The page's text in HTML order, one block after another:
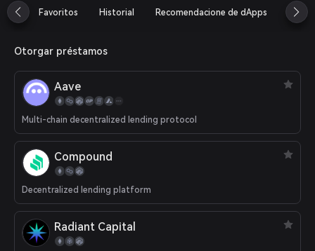
Português (Portugal)
Bahasa Indonesia
العربية
Español
Português (Brasil)
Español (Argentina)
Favoritos Historial Recomendacione de dApps
Otorgar préstamos
Aave
Multi-chain decentralized lending protocol
Compound
Decentralized lending platform
Radiant Capital